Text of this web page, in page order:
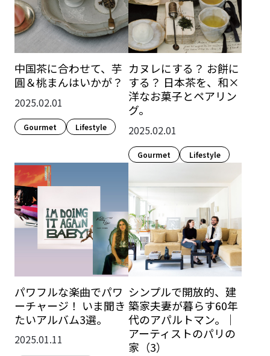
中国茶に合わせて、芋
圓＆桃まんはいかが？
2025.02.01
Gourmet Lifestyle​
カヌレにする？ お餅に
する？ 日本茶を、和×
洋なお菓子とペアリン
グ。
2025.02.01
Gourmet Lifestyle​
パワフルな楽曲でパワ
ーチャージ！ いま聞き
たいアルバム3選。
2025.01.11
シンプルで開放的、建
築家夫妻が暮らす60年
代のアパルトマン。｜
アーティストのパリの
家（3）